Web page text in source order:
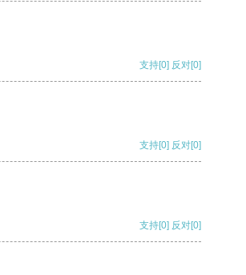
支持[0] 反对[0]
支持[0] 反对[0]
支持[0] 反对[0]